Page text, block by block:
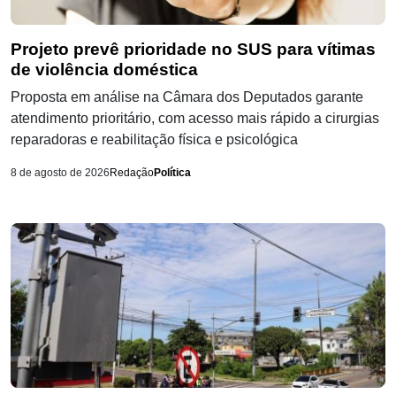
Projeto prevê prioridade no SUS para vítimas
de violência doméstica
Proposta em análise na Câmara dos Deputados garante
atendimento prioritário, com acesso mais rápido a cirurgias
reparadoras e reabilitação física e psicológica
8 de agosto de 2026 RedaçãoPolítica